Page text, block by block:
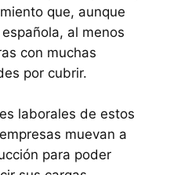
que, aunque
al menos
con muchas
por cubrir.
laborales de estos
muevan a
para poder